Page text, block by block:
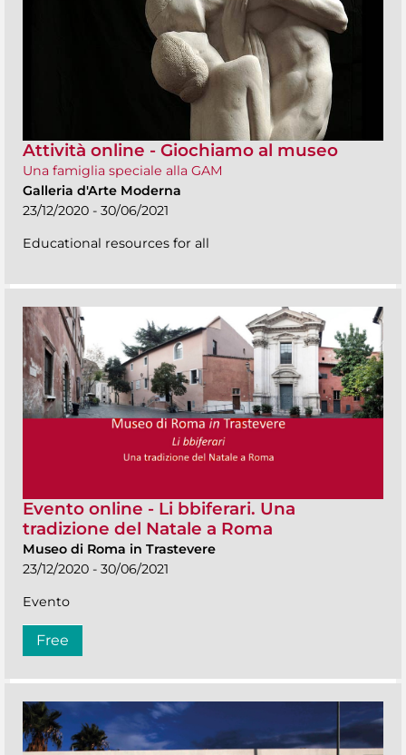
Attività online - Giochiamo al museo
Una famiglia speciale alla GAM
Galleria d'Arte Moderna
23/12/2020 - 30/06/2021
Educational resources for all
Evento online - Li bbiferari. Una
tradizione del Natale a Roma
Museo di Roma in Trastevere
23/12/2020 - 30/06/2021
Evento
Free